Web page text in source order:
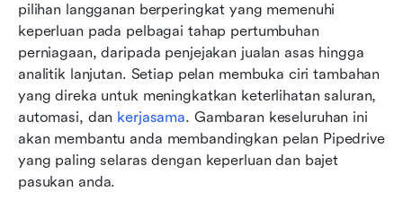
pilihan langganan berperingkat yang memenuhi
keperluan pada pelbagai tahap pertumbuhan
perniagaan, daripada penjejakan jualan asas hingga
analitik lanjutan. Setiap pelan membuka ciri tambahan
yang direka untuk meningkatkan keterlihatan saluran,
automasi, dan kerjasama. Gambaran keseluruhan ini
akan membantu anda membandingkan pelan Pipedrive
yang paling selaras dengan keperluan dan bajet
pasukan anda.